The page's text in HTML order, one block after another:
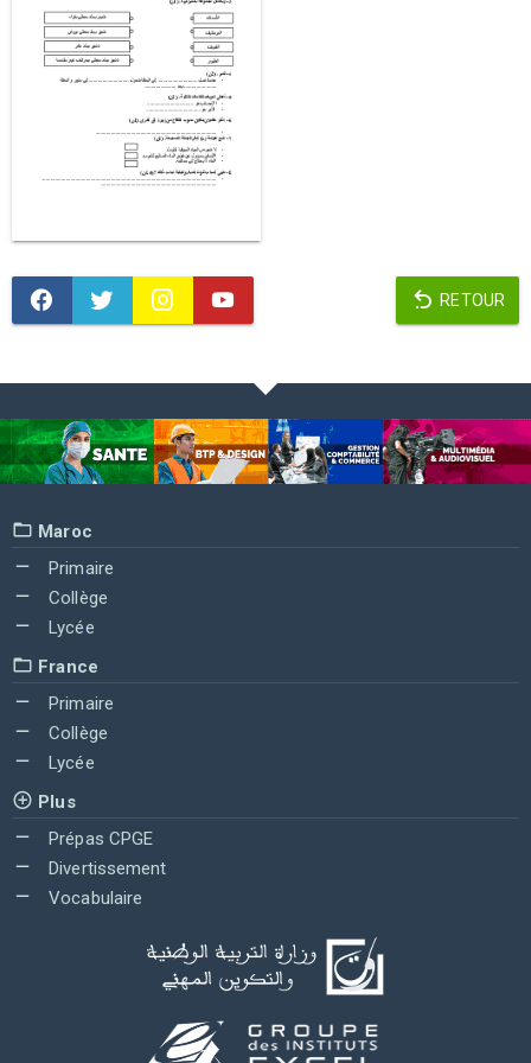
RETOUR
Maroc
Primaire
Collège
Lycée
France
Primaire
Collège
Lycée
Plus
Prépas CPGE
Divertissement
Vocabulaire